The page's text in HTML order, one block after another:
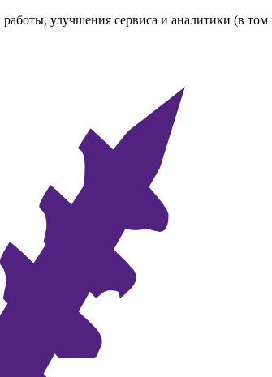
работы, улучшения сервиса и аналитики (в